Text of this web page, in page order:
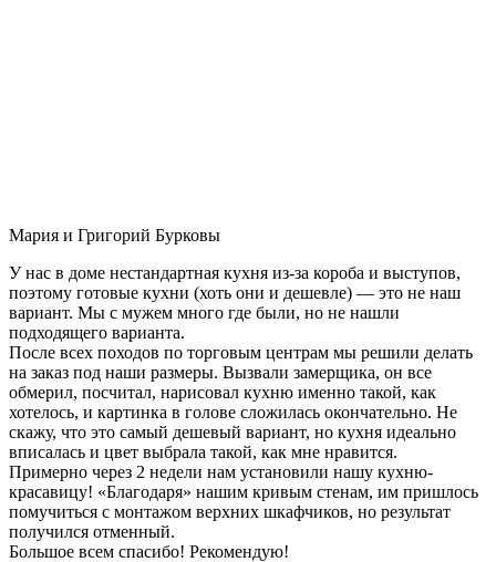
Мария и Григорий Бурковы
У нас в доме нестандартная кухня из-за короба и выступов,
поэтому готовые кухни (хоть они и дешевле) — это не наш
вариант. Мы с мужем много где были, но не нашли
подходящего варианта.
После всех походов по торговым центрам мы решили делать
на заказ под наши размеры. Вызвали замерщика, он все
обмерил, посчитал, нарисовал кухню именно такой, как
хотелось, и картинка в голове сложилась окончательно. Не
скажу, что это самый дешевый вариант, но кухня идеально
вписалась и цвет выбрала такой, как мне нравится.
Примерно через 2 недели нам установили нашу кухню-
красавицу! «Благодаря» нашим кривым стенам, им пришлось
помучиться с монтажом верхних шкафчиков, но результат
получился отменный.
Большое всем спасибо! Рекомендую!